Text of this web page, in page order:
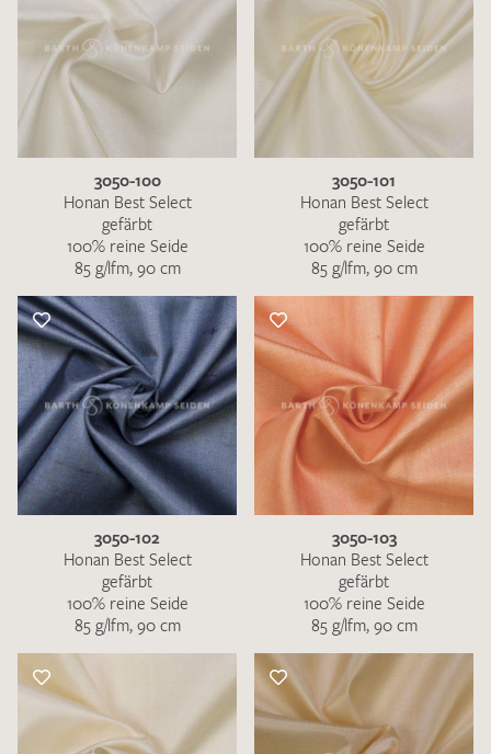
3050-100
Honan Best Select
gefärbt
100% reine Seide
85 g/lfm, 90 cm
3050-101
Honan Best Select
gefärbt
100% reine Seide
85 g/lfm, 90 cm
3050-102
Honan Best Select
gefärbt
100% reine Seide
85 g/lfm, 90 cm
3050-103
Honan Best Select
gefärbt
100% reine Seide
85 g/lfm, 90 cm